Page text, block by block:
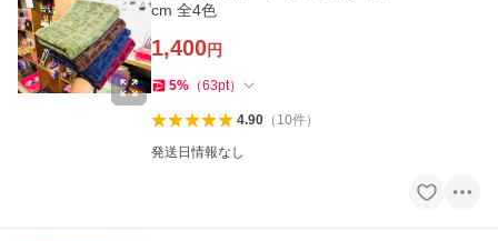
cm 全4色
1,400円
5% （63pt）
4.90（ 10件）
発送日情報なし